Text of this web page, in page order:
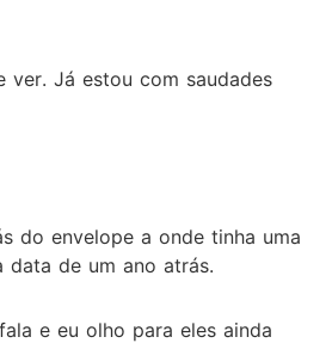
ver. Já estou com saudades
do envelope a onde tinha uma
data de um ano atrás.
e eu olho para eles ainda